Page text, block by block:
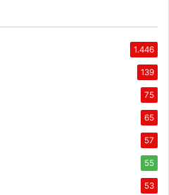
1.446
139
75
65
57
55
53